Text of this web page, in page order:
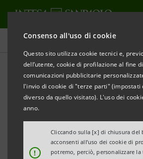
Consenso all'uso di cookie
Questo sito utilizza cookie tecnici e,
dell’utente, cookie di profilazione al fine
comunicazioni pubblicitarie
l'invio di cookie di "terze parti" (impostati
diverso da quello visitato). L'uso dei
anno.
!
Cliccando sulla [x] di chiusura del
acconsenti all’uso dei cookie di
potremo, perciò, personalizzare la
Governance
Moduli delega e
Rappresentante
dalla Società